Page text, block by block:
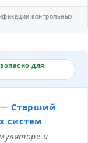
контрольных
для
Старший
систем
и